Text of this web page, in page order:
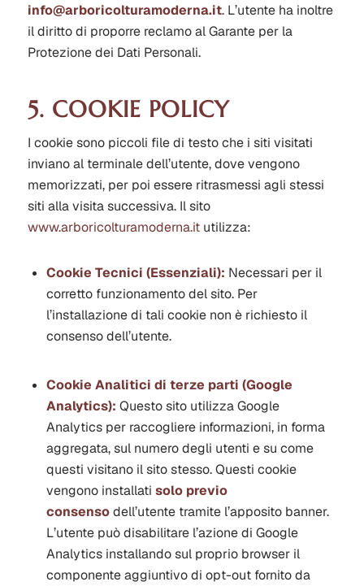
info@arboricolturamoderna.it. L’utente ha inoltre
il diritto di proporre reclamo al Garante per la
Protezione dei Dati Personali.
5. COOKIE POLICY
I cookie sono piccoli file di testo che i siti visitati
inviano al terminale dell’utente, dove vengono
memorizzati, per poi essere ritrasmessi agli stessi
siti alla visita successiva. Il sito
www.arboricolturamoderna.it utilizza:
Cookie Tecnici (Essenziali): Necessari per il
corretto funzionamento del sito. Per
l’installazione di tali cookie non è richiesto il
consenso dell’utente.
Cookie Analitici di terze parti (Google
Analytics): Questo sito utilizza Google
Analytics per raccogliere informazioni, in forma
aggregata, sul numero degli utenti e su come
questi visitano il sito stesso. Questi cookie
vengono installati solo previo
consensodell’utente tramite l’apposito banner.
L’utente può disabilitare l’azione di Google
Analytics installando sul proprio browser il
componente aggiuntivo di opt-out fornito da